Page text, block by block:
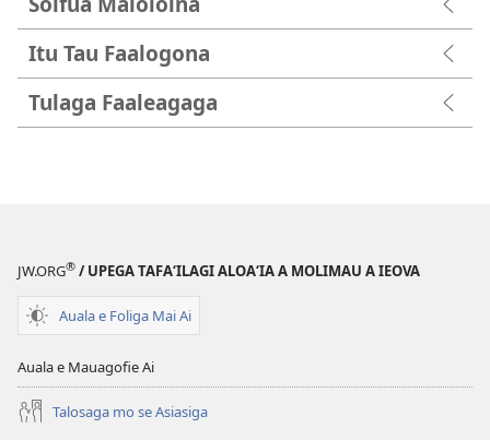
Itu Tau Faalogona
Tulaga Faaleagaga
JW.ORG® / UPEGA TAFA‘ILAGI ALOA‘IA A MOLIMAU A IEOVA
Auala e Foliga Mai Ai
Auala e Mauagofie Ai
Talosaga mo se Asiasiga